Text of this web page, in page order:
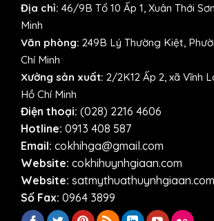
Địa chỉ: 46/9B Tổ 10 Ấp 1, Xuân Thới
Minh
Văn phòng: 249B Lý Thường Kiệt,
Chí Minh
Xưởng sản xuất: 2/2K12 Ấp 2, xã Vĩnh
Hồ Chí Minh
Điện thoại: (028) 2216 4606
Hotline: 0913 408 587
Email: cokhihga@gmail.com
Website: cokhihuynhgiaan.com
Website: satmythuathuynhgiaan.com
Số Fax: 0964 3899